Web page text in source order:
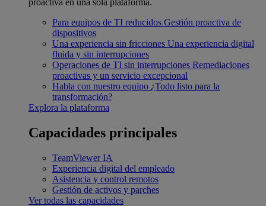
proactiva en una sola plataforma.
Para equipos de TI reducidos Gestión proactiva de
dispositivos
Una experiencia sin fricciones Una experiencia digital
fluida y sin interrupciones
Operaciones de TI sin interrupciones Remediaciones
proactivas y un servicio excepcional
Habla con nuestro equipo ¿Todo listo para la
transformación?
Explora la plataforma
Capacidades principales
TeamViewer IA
Experiencia digital del empleado
Asistencia y control remotos
Gestión de activos y parches
Ver todas las capacidades